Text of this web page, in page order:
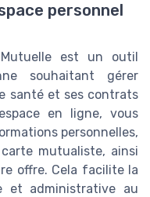
personnel
Mutuelle est un outil
souhaitant gérer
santé et ses contrats
en ligne, vous
personnelles,
mutualiste, ainsi
offre. Cela facilite la
et administrative au